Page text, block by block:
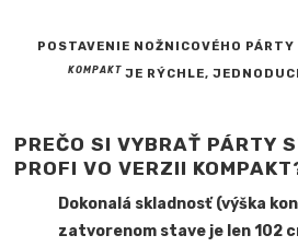
POSTAVENIE NOŽNICOVÉHO
KOMPAKT JE RÝCHLE,
PREČO SI VYBRAŤ PÁRTY
PROFI VO VERZII
Dokonalá skladnosť (výška
zatvorenom stave je len 102